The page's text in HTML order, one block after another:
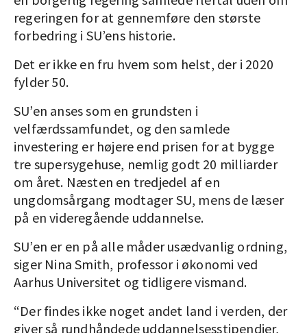
regeringen for at gennemføre den største
forbedring i SU’ens historie.
Det er ikke en fru hvem som helst, der i 2020
fylder 50.
SU’en anses som en grundsten i
velfærdssamfundet, og den samlede
investering er højere end prisen for at bygge
tre supersygehuse, nemlig godt 20 milliarder
om året. Næsten en tredjedel af en
ungdomsårgang modtager SU, mens de læser
på en videregående uddannelse.
SU’en er en på alle måder usædvanlig ordning,
siger Nina Smith, professor i økonomi ved
Aarhus Universitet og tidligere vismand.
“Der findes ikke noget andet land i verden, der
giver så rundhåndede uddannelsesstipendier,